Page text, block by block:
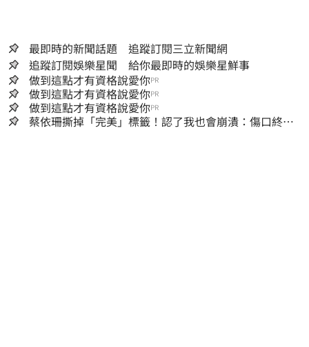
最即時的新聞話題 追蹤訂閱三立新聞網
追蹤訂閱娛樂星聞 給你最即時的娛樂星鮮事
做到這點才有資格說愛你PR
做到這點才有資格說愛你PR
做到這點才有資格說愛你PR
蔡依珊撕掉「完美」標籤！認了我也會崩潰：傷口終究